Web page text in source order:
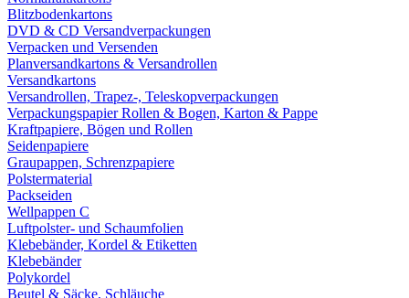
Blitzbodenkartons
DVD & CD Versandverpackungen
Verpacken und Versenden
Planversandkartons & Versandrollen
Versandkartons
Versandrollen, Trapez-, Teleskopverpackungen
Verpackungspapier Rollen & Bogen, Karton & Pappe
Kraftpapiere, Bögen und Rollen
Seidenpapiere
Graupappen, Schrenzpapiere
Polstermaterial
Packseiden
Wellpappen C
Luftpolster- und Schaumfolien
Klebebänder, Kordel & Etiketten
Klebebänder
Polykordel
Beutel & Säcke, Schläuche